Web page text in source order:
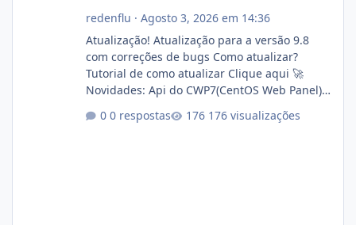
redenflu · Agosto 3, 2026 em 14:36
Atualização! Atualização para a versão 9.8
com correções de bugs Como atualizar?
Tutorial de como atualizar Clique aqui 🚀
Novidades: Api do CWP7(CentOS Web Panel)
autorizado a usasr o isistem:
0 respostas 176 visualizações